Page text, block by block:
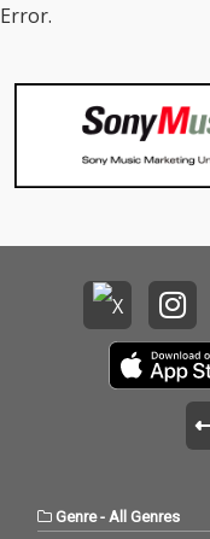
Error.
Genre- All Genres